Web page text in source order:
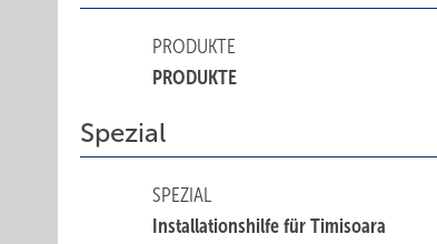
PRODUKTE
PRODUKTE
Spezial
SPEZIAL
Installationshilfe für Timisoara